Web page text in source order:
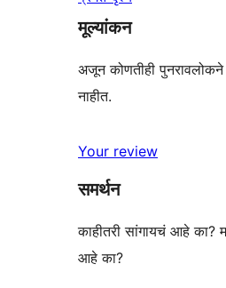
मूल्यांकन
अजून कोणतीही
नाहीत.
Your review
समर्थन
काहीतरी सांगायचं आहे का?
आहे का?